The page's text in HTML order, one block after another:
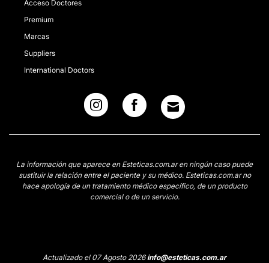
Acceso Doctores
Premium
Marcas
Suppliers
International Doctors
La información que aparece en Esteticas.com.ar en ningún caso puede
sustituir la relación entre el paciente y su médico. Esteticas.com.ar no
hace apología de un tratamiento médico específico, de un producto
comercial o de un servicio.
Actualizado el 07 Agosto 2026info@esteticas.com.ar